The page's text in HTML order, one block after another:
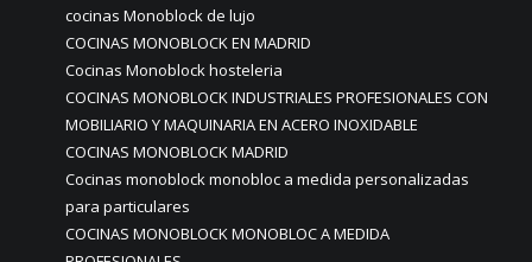
cocinas Monoblock de lujo
COCINAS MONOBLOCK EN MADRID
Cocinas Monoblock hosteleria
COCINAS MONOBLOCK INDUSTRIALES PROFESIONALES CON
MOBILIARIO Y MAQUINARIA EN ACERO INOXIDABLE
COCINAS MONOBLOCK MADRID
Cocinas monoblock monobloc a medida personalizadas
para particulares
COCINAS MONOBLOCK MONOBLOC A MEDIDA